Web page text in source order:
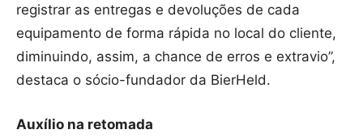
registrar as entregas e devoluções de cada
equipamento de forma rápida no local do cliente,
diminuindo, assim, a chance de erros e extravio”,
destaca o sócio-fundador da BierHeld.
Auxílio na retomada